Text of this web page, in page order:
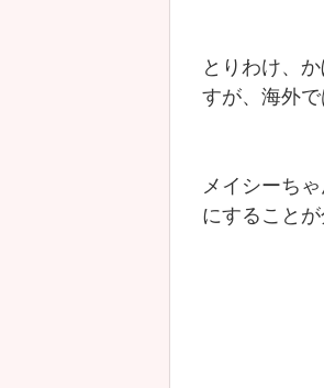
とりわけ、
すが、海外
メイシーち
にすることが